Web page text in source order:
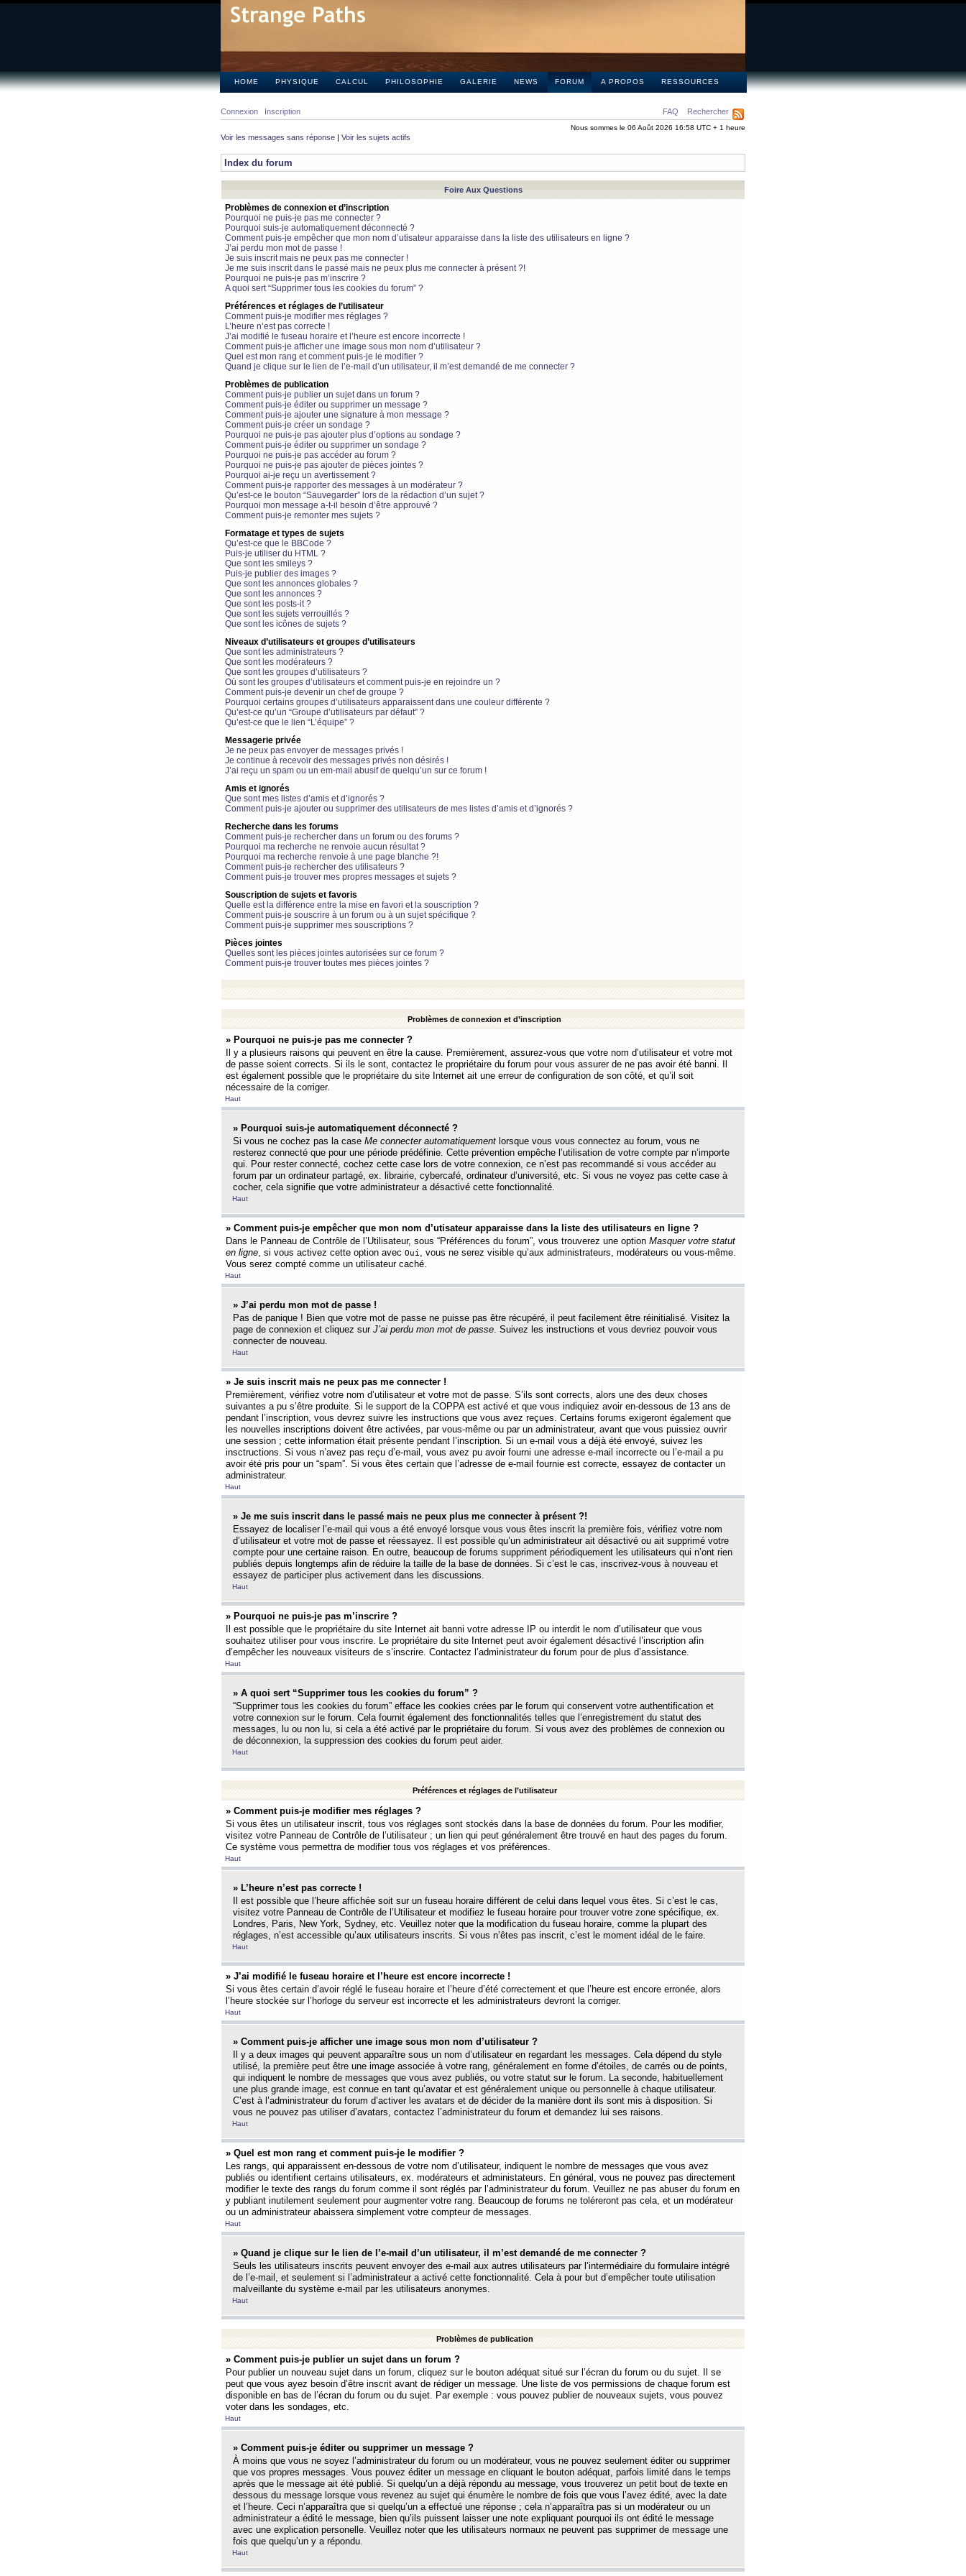
HOME PHYSIQUE CALCUL PHILOSOPHIE GALERIE NEWS FORUM A PROPOS RESSOURCES
FAQ Rechercher
Connexion Inscription
Nous sommes le 06 Août 2026 16:58 UTC + 1 heure
Voir les messages sans réponse | Voir les sujets actifs
Index du forum
Foire Aux Questions
Problèmes de connexion et d’inscription
Pourquoi ne puis-je pas me connecter ?
Pourquoi suis-je automatiquement déconnecté ?
Comment puis-je empêcher que mon nom d’utisateur apparaisse dans la liste des utilisateurs en ligne ?
J’ai perdu mon mot de passe !
Je suis inscrit mais ne peux pas me connecter !
Je me suis inscrit dans le passé mais ne peux plus me connecter à présent ?!
Pourquoi ne puis-je pas m’inscrire ?
A quoi sert “Supprimer tous les cookies du forum” ?
Préférences et réglages de l’utilisateur
Comment puis-je modifier mes réglages ?
L’heure n’est pas correcte !
J’ai modifié le fuseau horaire et l’heure est encore incorrecte !
Comment puis-je afficher une image sous mon nom d’utilisateur ?
Quel est mon rang et comment puis-je le modifier ?
Quand je clique sur le lien de l’e-mail d’un utilisateur, il m’est demandé de me connecter ?
Problèmes de publication
Comment puis-je publier un sujet dans un forum ?
Comment puis-je éditer ou supprimer un message ?
Comment puis-je ajouter une signature à mon message ?
Comment puis-je créer un sondage ?
Pourquoi ne puis-je pas ajouter plus d’options au sondage ?
Comment puis-je éditer ou supprimer un sondage ?
Pourquoi ne puis-je pas accéder au forum ?
Pourquoi ne puis-je pas ajouter de pièces jointes ?
Pourquoi ai-je reçu un avertissement ?
Comment puis-je rapporter des messages à un modérateur ?
Qu’est-ce le bouton “Sauvegarder” lors de la rédaction d’un sujet ?
Pourquoi mon message a-t-il besoin d’être approuvé ?
Comment puis-je remonter mes sujets ?
Formatage et types de sujets
Qu’est-ce que le BBCode ?
Puis-je utiliser du HTML ?
Que sont les smileys ?
Puis-je publier des images ?
Que sont les annonces globales ?
Que sont les annonces ?
Que sont les posts-it ?
Que sont les sujets verrouillés ?
Que sont les icônes de sujets ?
Niveaux d’utilisateurs et groupes d’utilisateurs
Que sont les administrateurs ?
Que sont les modérateurs ?
Que sont les groupes d’utilisateurs ?
Où sont les groupes d’utilisateurs et comment puis-je en rejoindre un ?
Comment puis-je devenir un chef de groupe ?
Pourquoi certains groupes d’utilisateurs apparaissent dans une couleur différente ?
Qu’est-ce qu’un “Groupe d’utilisateurs par défaut” ?
Qu’est-ce que le lien “L’équipe” ?
Messagerie privée
Je ne peux pas envoyer de messages privés !
Je continue à recevoir des messages privés non désirés !
J’ai reçu un spam ou un em-mail abusif de quelqu’un sur ce forum !
Amis et ignorés
Que sont mes listes d’amis et d’ignorés ?
Comment puis-je ajouter ou supprimer des utilisateurs de mes listes d’amis et d’ignorés ?
Recherche dans les forums
Comment puis-je rechercher dans un forum ou des forums ?
Pourquoi ma recherche ne renvoie aucun résultat ?
Pourquoi ma recherche renvoie à une page blanche ?!
Comment puis-je rechercher des utilisateurs ?
Comment puis-je trouver mes propres messages et sujets ?
Souscription de sujets et favoris
Quelle est la différence entre la mise en favori et la souscription ?
Comment puis-je souscrire à un forum ou à un sujet spécifique ?
Comment puis-je supprimer mes souscriptions ?
Pièces jointes
Quelles sont les pièces jointes autorisées sur ce forum ?
Comment puis-je trouver toutes mes pièces jointes ?
Problèmes de connexion et d’inscription
» Pourquoi ne puis-je pas me connecter ?
Il y a plusieurs raisons qui peuvent en être la cause. Premièrement, assurez-vous que votre nom d’utilisateur et votre mot
de passe soient corrects. Si ils le sont, contactez le propriétaire du forum pour vous assurer de ne pas avoir été banni. Il
est également possible que le propriétaire du site Internet ait une erreur de configuration de son côté, et qu’il soit
nécessaire de la corriger.
Haut
» Pourquoi suis-je automatiquement déconnecté ?
Si vous ne cochez pas la case Me connecter automatiquement lorsque vous vous connectez au forum, vous ne
resterez connecté que pour une période prédéfinie. Cette prévention empêche l’utilisation de votre compte par n’importe
qui. Pour rester connecté, cochez cette case lors de votre connexion, ce n’est pas recommandé si vous accéder au
forum par un ordinateur partagé, ex. librairie, cybercafé, ordinateur d’université, etc. Si vous ne voyez pas cette case à
cocher, cela signifie que votre administrateur a désactivé cette fonctionnalité.
Haut
» Comment puis-je empêcher que mon nom d’utisateur apparaisse dans la liste des utilisateurs en ligne ?
Dans le Panneau de Contrôle de l’Utilisateur, sous “Préférences du forum”, vous trouverez une option Masquer votre statut
en ligne, si vous activez cette option avec Oui , vous ne serez visible qu’aux administrateurs, modérateurs ou vous-même.
Vous serez compté comme un utilisateur caché.
Haut
» J’ai perdu mon mot de passe !
Pas de panique ! Bien que votre mot de passe ne puisse pas être récupéré, il peut facilement être réinitialisé. Visitez la
page de connexion et cliquez sur J’ai perdu mon mot de passe. Suivez les instructions et vous devriez pouvoir vous
connecter de nouveau.
Haut
» Je suis inscrit mais ne peux pas me connecter !
Premièrement, vérifiez votre nom d’utilisateur et votre mot de passe. S’ils sont corrects, alors une des deux choses
suivantes a pu s’être produite. Si le support de la COPPA est activé et que vous indiquiez avoir en-dessous de 13 ans de
pendant l’inscription, vous devrez suivre les instructions que vous avez reçues. Certains forums exigeront également que
les nouvelles inscriptions doivent être activées, par vous-même ou par un administrateur, avant que vous puissiez ouvrir
une session ; cette information était présente pendant l’inscription. Si un e-mail vous a déjà été envoyé, suivez les
insctructions. Si vous n’avez pas reçu d’e-mail, vous avez pu avoir fourni une adresse e-mail incorrecte ou l’e-mail a pu
avoir été pris pour un “spam”. Si vous êtes certain que l’adresse de e-mail fournie est correcte, essayez de contacter un
administrateur.
Haut
» Je me suis inscrit dans le passé mais ne peux plus me connecter à présent ?!
Essayez de localiser l’e-mail qui vous a été envoyé lorsque vous vous êtes inscrit la première fois, vérifiez votre nom
d’utilisateur et votre mot de passe et réessayez. Il est possible qu’un administrateur ait désactivé ou ait supprimé votre
compte pour une certaine raison. En outre, beaucoup de forums suppriment périodiquement les utilisateurs qui n’ont rien
publiés depuis longtemps afin de réduire la taille de la base de données. Si c’est le cas, inscrivez-vous à nouveau et
essayez de participer plus activement dans les discussions.
Haut
» Pourquoi ne puis-je pas m’inscrire ?
Il est possible que le propriétaire du site Internet ait banni votre adresse IP ou interdit le nom d’utilisateur que vous
souhaitez utiliser pour vous inscrire. Le propriétaire du site Internet peut avoir également désactivé l’inscription afin
d’empêcher les nouveaux visiteurs de s’inscrire. Contactez l’administrateur du forum pour de plus d’assistance.
Haut
» A quoi sert “Supprimer tous les cookies du forum” ?
“Supprimer tous les cookies du forum” efface les cookies crées par le forum qui conservent votre authentification et
votre connexion sur le forum. Cela fournit également des fonctionnalités telles que l’enregistrement du statut des
messages, lu ou non lu, si cela a été activé par le propriétaire du forum. Si vous avez des problèmes de connexion ou
de déconnexion, la suppression des cookies du forum peut aider.
Haut
Préférences et réglages de l’utilisateur
» Comment puis-je modifier mes réglages ?
Si vous êtes un utilisateur inscrit, tous vos réglages sont stockés dans la base de données du forum. Pour les modifier,
visitez votre Panneau de Contrôle de l’utilisateur ; un lien qui peut généralement être trouvé en haut des pages du forum.
Ce système vous permettra de modifier tous vos réglages et vos préférences.
Haut
» L’heure n’est pas correcte !
Il est possible que l’heure affichée soit sur un fuseau horaire différent de celui dans lequel vous êtes. Si c’est le cas,
visitez votre Panneau de Contrôle de l’Utilisateur et modifiez le fuseau horaire pour trouver votre zone spécifique, ex.
Londres, Paris, New York, Sydney, etc. Veuillez noter que la modification du fuseau horaire, comme la plupart des
réglages, n’est accessible qu’aux utilisateurs inscrits. Si vous n’êtes pas inscrit, c’est le moment idéal de le faire.
Haut
» J’ai modifié le fuseau horaire et l’heure est encore incorrecte !
Si vous êtes certain d’avoir réglé le fuseau horaire et l’heure d’été correctement et que l’heure est encore erronée, alors
l’heure stockée sur l’horloge du serveur est incorrecte et les administrateurs devront la corriger.
Haut
» Comment puis-je afficher une image sous mon nom d’utilisateur ?
Il y a deux images qui peuvent apparaître sous un nom d’utilisateur en regardant les messages. Cela dépend du style
utilisé, la première peut être une image associée à votre rang, généralement en forme d’étoiles, de carrés ou de points,
qui indiquent le nombre de messages que vous avez publiés, ou votre statut sur le forum. La seconde, habituellement
une plus grande image, est connue en tant qu’avatar et est généralement unique ou personnelle à chaque utilisateur.
C’est à l’administrateur du forum d’activer les avatars et de décider de la manière dont ils sont mis à disposition. Si
vous ne pouvez pas utiliser d’avatars, contactez l’administrateur du forum et demandez lui ses raisons.
Haut
» Quel est mon rang et comment puis-je le modifier ?
Les rangs, qui apparaissent en-dessous de votre nom d’utilisateur, indiquent le nombre de messages que vous avez
publiés ou identifient certains utilisateurs, ex. modérateurs et administateurs. En général, vous ne pouvez pas directement
modifier le texte des rangs du forum comme il sont réglés par l’administrateur du forum. Veuillez ne pas abuser du forum en
y publiant inutilement seulement pour augmenter votre rang. Beaucoup de forums ne toléreront pas cela, et un modérateur
ou un administrateur abaissera simplement votre compteur de messages.
Haut
» Quand je clique sur le lien de l’e-mail d’un utilisateur, il m’est demandé de me connecter ?
Seuls les utilisateurs inscrits peuvent envoyer des e-mail aux autres utilisateurs par l’intermédiaire du formulaire intégré
de l’e-mail, et seulement si l’administrateur a activé cette fonctionnalité. Cela à pour but d’empêcher toute utilisation
malveillante du système e-mail par les utilisateurs anonymes.
Haut
Problèmes de publication
» Comment puis-je publier un sujet dans un forum ?
Pour publier un nouveau sujet dans un forum, cliquez sur le bouton adéquat situé sur l’écran du forum ou du sujet. Il se
peut que vous ayez besoin d’être inscrit avant de rédiger un message. Une liste de vos permissions de chaque forum est
disponible en bas de l’écran du forum ou du sujet. Par exemple : vous pouvez publier de nouveaux sujets, vous pouvez
voter dans les sondages, etc.
Haut
» Comment puis-je éditer ou supprimer un message ?
À moins que vous ne soyez l’administrateur du forum ou un modérateur, vous ne pouvez seulement éditer ou supprimer
que vos propres messages. Vous pouvez éditer un message en cliquant le bouton adéquat, parfois limité dans le temps
après que le message ait été publié. Si quelqu’un a déjà répondu au message, vous trouverez un petit bout de texte en
dessous du message lorsque vous revenez au sujet qui énumère le nombre de fois que vous l’avez édité, avec la date
et l’heure. Ceci n’apparaîtra que si quelqu’un a effectué une réponse ; cela n’apparaîtra pas si un modérateur ou un
administrateur a édité le message, bien qu’ils puissent laisser une note expliquant pourquoi ils ont édité le message
avec une explication personelle. Veuillez noter que les utilisateurs normaux ne peuvent pas supprimer de message une
fois que quelqu’un y a répondu.
Haut